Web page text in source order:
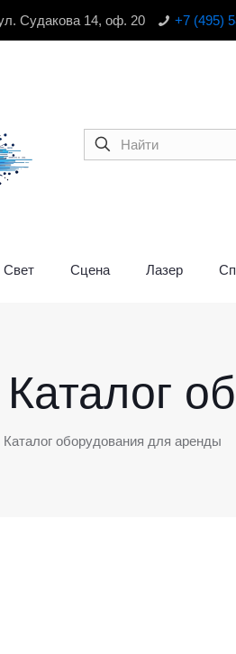
Судакова 14, оф. 20 +7 (495)
Свет Сцена Лазер
Каталог
Каталог оборудования для аренды